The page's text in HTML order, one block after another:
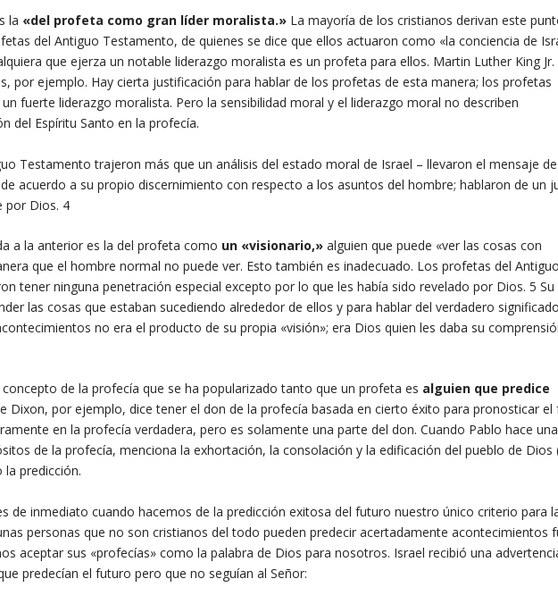
la «del profeta como gran líder moralista.» La mayoría de los cristianos derivan este
del Antiguo Testamento, de quienes se dice que ellos actuaron como «la conciencia de
que ejerza un notable liderazgo moralista es un profeta para ellos. Martin Luther King Jr.
por ejemplo. Hay cierta justificación para hablar de los profetas de esta manera; los profetas
fuerte liderazgo moralista. Pero la sensibilidad moral y el liderazgo moral no describen
del Espíritu Santo en la profecía.
Testamento trajeron más que un análisis del estado moral de Israel – llevaron el mensaje
acuerdo a su propio discernimiento con respecto a los asuntos del hombre; hablaron de un
por Dios. 4
a la anterior es la del profeta como un «visionario,» alguien que puede «ver las cosas con
que el hombre normal no puede ver. Esto también es inadecuado. Los profetas del Antiguo
tener ninguna penetración especial excepto por lo que les había sido revelado por Dios. 5 Su
las cosas que estaban sucediendo alrededor de ellos y para hablar del verdadero significado
no era el producto de su propia «visión»; era Dios quien les daba su
de la profecía que se ha popularizado tanto que un profeta es alguien que predice
Dixon, por ejemplo, dice tener el don de la profecía basada en cierto éxito para pronosticar el
en la profecía verdadera, pero es solamente una parte del don. Cuando Pablo hace
de la profecía, menciona la exhortación, la consolación y la edificación del pueblo de Dios
la predicción.
de inmediato cuando hacemos de la predicción exitosa del futuro nuestro único criterio para
personas que no son cristianos del todo pueden predecir acertadamente acontecimientos
aceptar sus «profecías» como la palabra de Dios para nosotros. Israel recibió una
predecían el futuro pero que no seguían al Señor: